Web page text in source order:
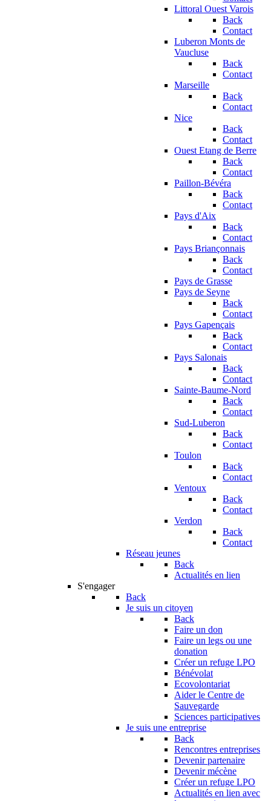
Littoral Ouest Varois
Back
Contact
Luberon Monts de
Vaucluse
Back
Contact
Marseille
Back
Contact
Nice
Back
Contact
Ouest Etang de Berre
Back
Contact
Paillon-Bévéra
Back
Contact
Pays d'Aix
Back
Contact
Pays Briançonnais
Back
Contact
Pays de Grasse
Pays de Seyne
Back
Contact
Pays Gapençais
Back
Contact
Pays Salonais
Back
Contact
Sainte-Baume-Nord
Back
Contact
Sud-Luberon
Back
Contact
Toulon
Back
Contact
Ventoux
Back
Contact
Verdon
Back
Contact
Réseau jeunes
Back
Actualités en lien
S'engager
Back
Je suis un citoyen
Back
Faire un don
Faire un legs ou une
donation
Créer un refuge LPO
Bénévolat
Ecovolontariat
Aider le Centre de
Sauvegarde
Sciences participatives
Je suis une entreprise
Back
Rencontres entreprises
Devenir partenaire
Devenir mécène
Créer un refuge LPO
Actualités en lien avec